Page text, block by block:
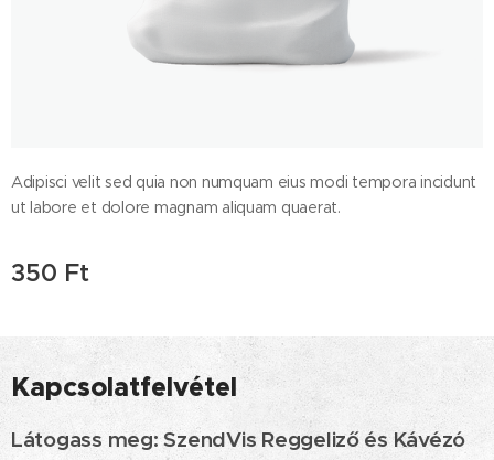
Adipisci velit sed quia non numquam eius modi tempora incidunt
ut labore et dolore magnam aliquam quaerat.
350 Ft
Kapcsolatfelvétel
Látogass meg: SzendVis Reggeliző és Kávézó